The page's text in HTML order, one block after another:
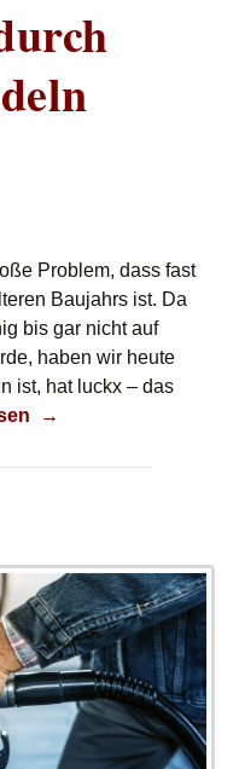
Problem, dass fast
Baujahrs ist. Da
bis gar nicht auf
haben wir heute
ist, hat luckx – das
durch schnelles
→